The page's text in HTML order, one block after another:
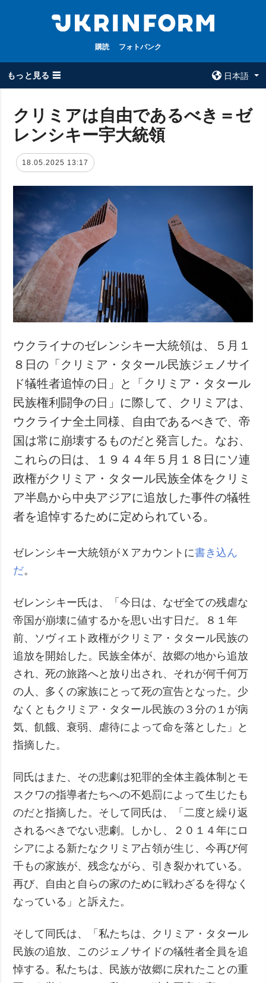
購読 フォトバンク
もっと見る ☰
日本語
全てのトピック
被占領地
政治
防衛
社会・文化
スポーツ
犯罪
事故・緊急事態
ウクルインフォ
ルム
特集
インタビュー
写真
動画
購読
フォトバンク
クリミアは自由であるべき＝ゼ
レンシキー宇大統領
18.05.2025 13:17
ウクライナのゼレンシキー大統領は、５月１
８日の「クリミア・タタール民族ジェノサイ
ド犠牲者追悼の日」と「クリミア・タタール
民族権利闘争の日」に際して、クリミアは、
ウクライナ全土同様、自由であるべきで、帝
国は常に崩壊するものだと発言した。なお、
これらの日は、１９４４年５月１８日にソ連
政権がクリミア・タタール民族全体をクリミ
ア半島から中央アジアに追放した事件の犠牲
者を追悼するために定められている。
ゼレンシキー大統領がＸアカウントに書き込ん
だ。
ゼレンシキー氏は、「今日は、なぜ全ての残虐な
帝国が崩壊に値するかを思い出す日だ。８１年
前、ソヴィエト政権がクリミア・タタール民族の
追放を開始した。民族全体が、故郷の地から追放
され、死の旅路へと放り出され、それが何千何万
の人、多くの家族にとって死の宣告となった。少
なくともクリミア・タタール民族の３分の１が病
気、飢餓、衰弱、虐待によって命を落とした」と
指摘した。
同氏はまた、その悲劇は犯罪的全体主義体制とモ
スクワの指導者たちへの不処罰によって生じたも
のだと指摘した。そして同氏は、「二度と繰り返
されるべきでない悲劇。しかし、２０１４年にロ
シアによる新たなクリミア占領が生じ、今再び何
千もの家族が、残念ながら、引き裂かれている。
再び、自由と自らの家のために戦わざるを得なく
なっている」と訴えた。
そして同氏は、「私たちは、クリミア・タタール
民族の追放、このジェノサイドの犠牲者全員を追
悼する。私たちは、民族が故郷に戻れたことの重